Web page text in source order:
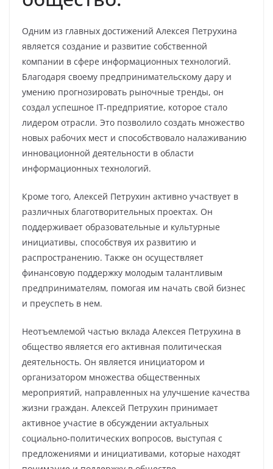
Одним из главных достижений Алексея Петрухина
является создание и развитие собственной
компании в сфере информационных технологий.
Благодаря своему предпринимательскому дару и
умению прогнозировать рыночные тренды, он
создал успешное IT-предприятие, которое стало
лидером отрасли. Это позволило создать множество
новых рабочих мест и способствовало налаживанию
инновационной деятельности в области
информационных технологий.
Кроме того, Алексей Петрухин активно участвует в
различных благотворительных проектах. Он
поддерживает образовательные и культурные
инициативы, способствуя их развитию и
распространению. Также он осуществляет
финансовую поддержку молодым талантливым
предпринимателям, помогая им начать свой бизнес
и преуспеть в нем.
Неотъемлемой частью вклада Алексея Петрухина в
общество является его активная политическая
деятельность. Он является инициатором и
организатором множества общественных
мероприятий, направленных на улучшение качества
жизни граждан. Алексей Петрухин принимает
активное участие в обсуждении актуальных
социально-политических вопросов, выступая с
предложениями и инициативами, которые находят